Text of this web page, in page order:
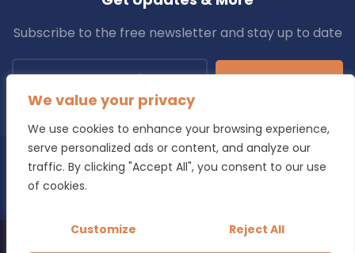
We value your privacy
We use cookies to enhance your browsing experience,
serve personalized ads or content, and analyze our
traffic. By clicking "Accept All", you consent to our use
of cookies.
Customize Reject All
Subscribe to the free newsletter and stay up to date
Subscribe
Copyright © 2025 Transfers.ma All Rights Reserved.
Looking for a reliable transfer in Morocco?